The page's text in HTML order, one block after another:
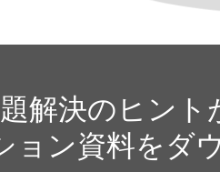
解決のヒント
ョン資料をダ